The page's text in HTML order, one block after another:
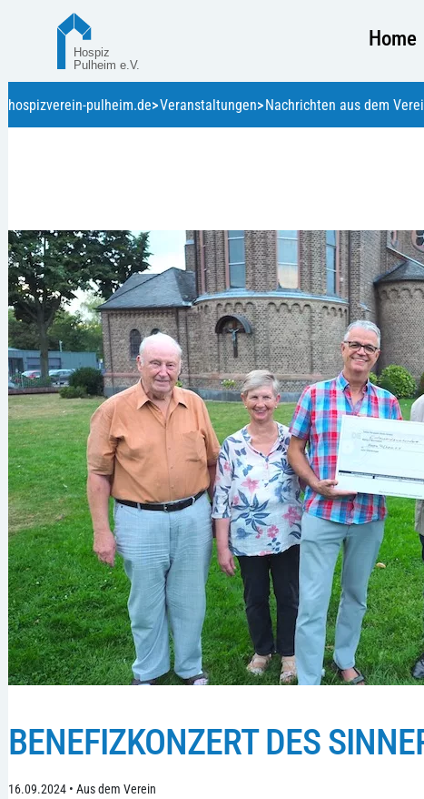
Home
hospizverein-pulheim.de Veranstaltungen Nachrichten aus dem
BENEFIZKONZERT DES
16.09.2024 • Aus dem Verein